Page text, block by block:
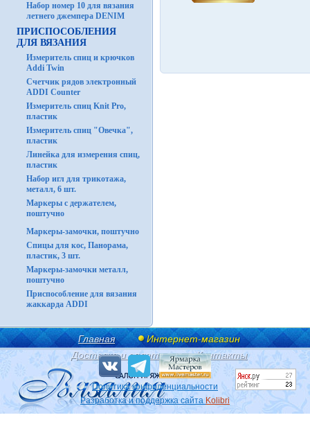
Набор номер 10 для вязания
летнего джемпера DENIM
ПРИСПОСОБЛЕНИЯ
ДЛЯ ВЯЗАНИЯ
Измеритель спиц и крючков
Addi Twin
Счетчик рядов электронный
ADDI Counter
Измеритель спиц Knit Pro,
пластик
Измеритель спиц "Овечка",
пластик
Линейка для измерения спиц,
пластик
Набор игл для трикотажа,
металл, 6 шт.
Маркеры с держателем,
поштучно
Маркеры-замочки, поштучно
Спицы для кос, Панорама,
пластик, 3 шт.
Маркеры-замочки металл,
поштучно
Приспособление для вязания
жаккарда ADDI
Главная
Интернет-магазин
Доставка и оплата
Контакты
Политика конфиденциальности
Разработка и поддержка сайта Kolibri